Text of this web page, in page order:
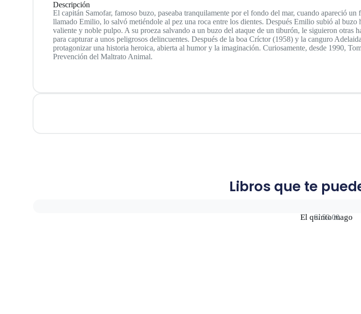
Descripción
El capitán Samofar, famoso buzo, paseaba tranquilamente por el fondo del mar, cuando apareció
llamado Emilio, lo salvó metiéndole al pez una roca entre los dientes. Después Emilio subió al
valiente y noble pulpo. A su proeza salvando a un buzo del ataque de un tiburón, le siguieron otras
para capturar a unos peligrosos delincuentes. Después de la boa Críctor (1958) y la canguro
protagonizar una historia heroica, abierta al humor y la imaginación. Curiosamente, desde 1990,
Prevención del Maltrato Animal.
Libros que te
El quinto mago
S/53.00